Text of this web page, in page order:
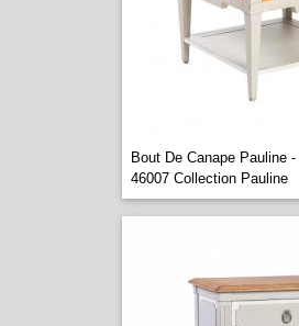
Bout De Canape Pauline -
46007 Collection Pauline